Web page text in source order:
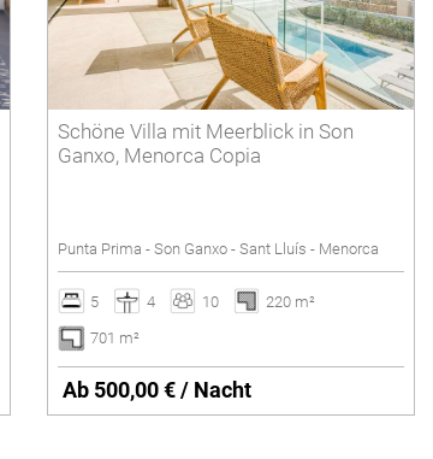
Schöne Villa mit Meerblick in Son
Ganxo, Menorca Copia
Punta Prima - Son Ganxo - Sant Lluís - Menorca
5 4 10 220 m²
701 m²
Ab 500,00 € / Nacht